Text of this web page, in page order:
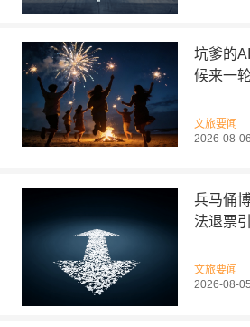
坑爹的
候来一
文旅要闻
2026-08-
兵马俑
法退票
文旅要闻
2026-08-